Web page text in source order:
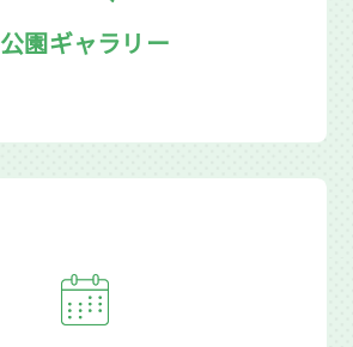
公園ギャラリー